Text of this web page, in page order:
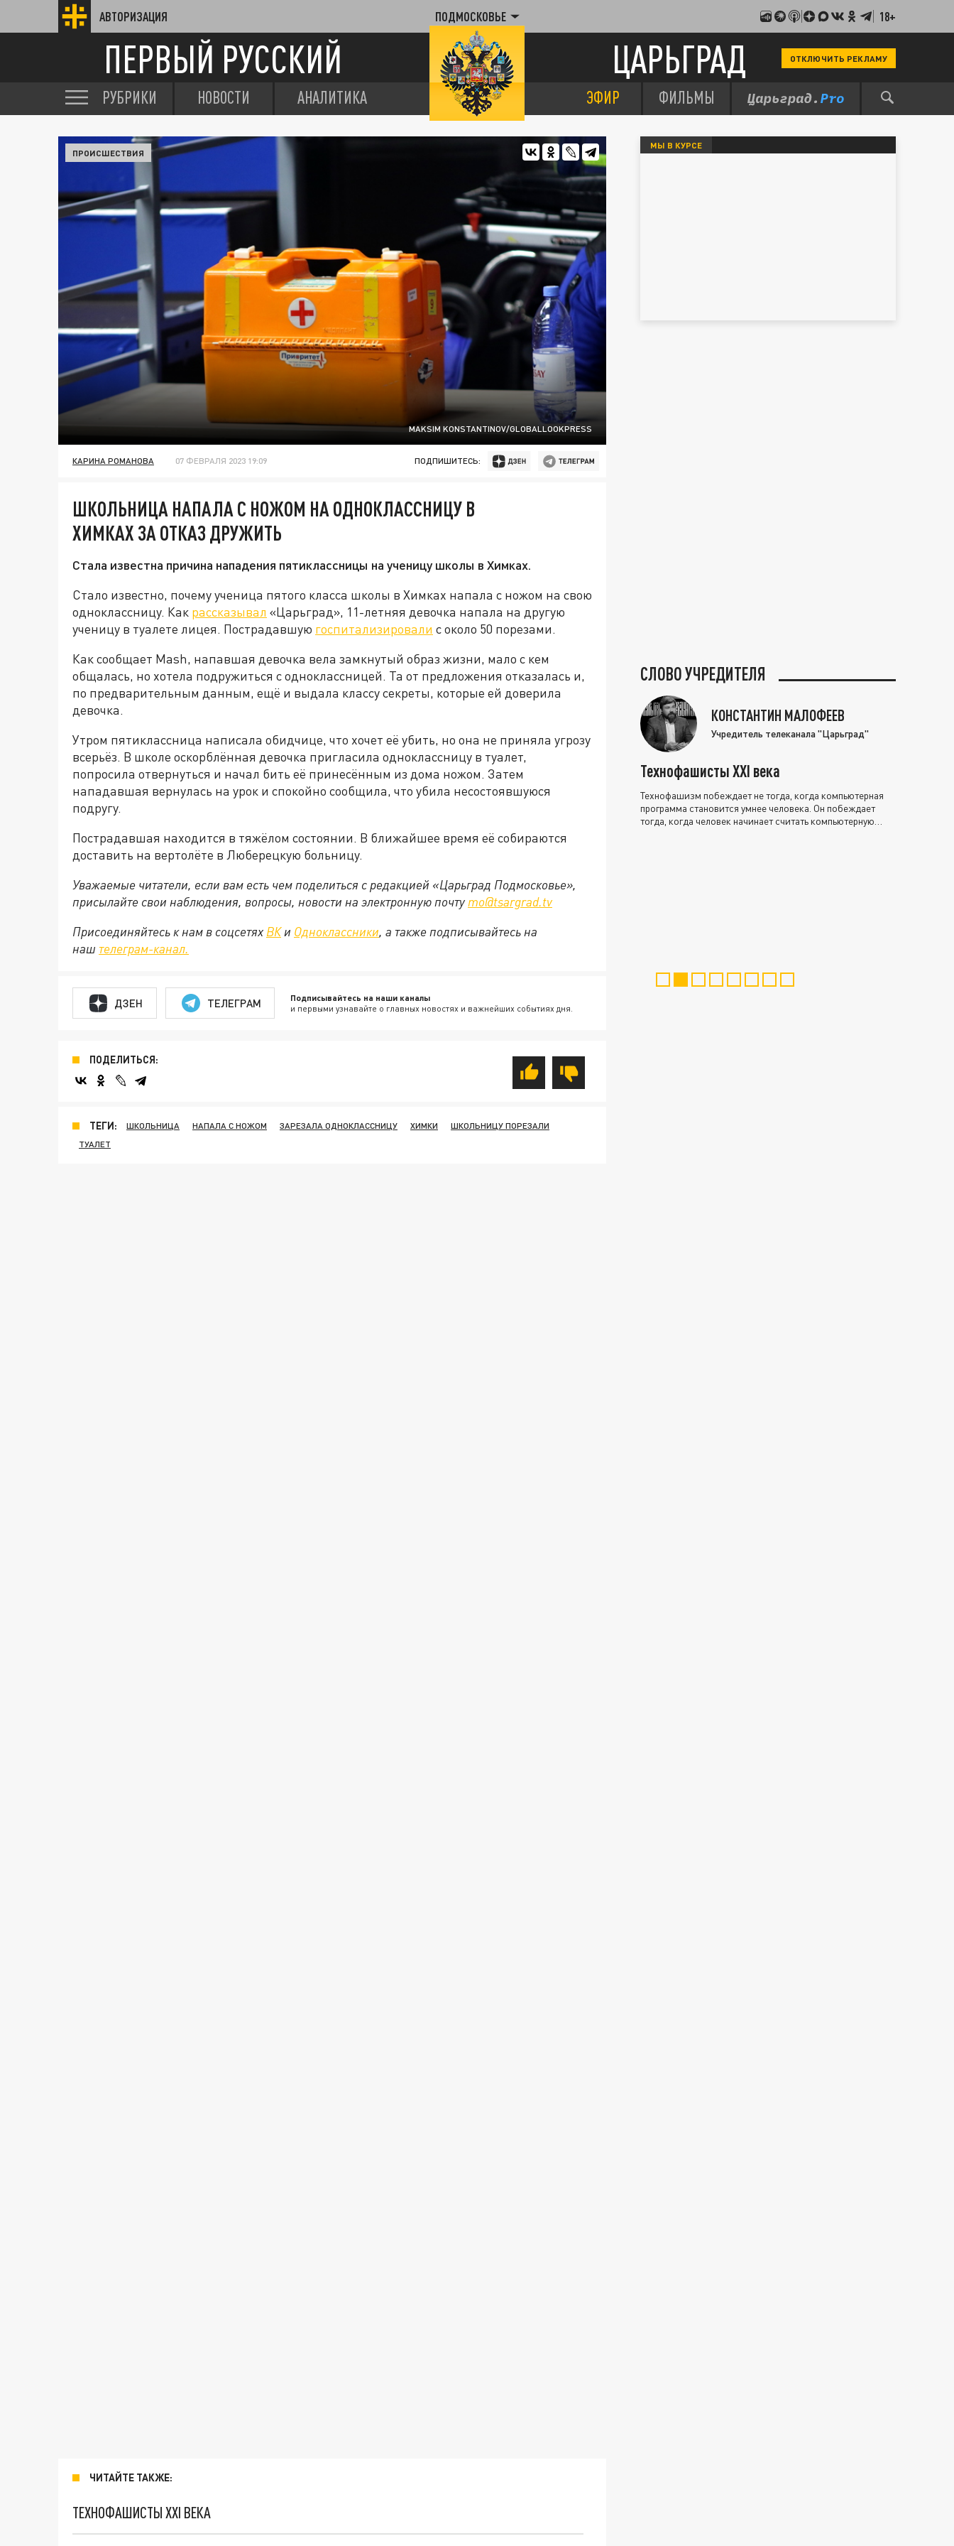
АВТОРИЗАЦИЯ ПОДМОСКОВЬЕ 18+
ПЕРВЫЙ РУССКИЙ ЦАРЬГРАД ОТКЛЮЧИТЬ РЕКЛАМУ
РУБРИКИ НОВОСТИ АНАЛИТИКА ЭФИР ФИЛЬМЫ
MAKSIM KONSTANTINOV/GLOBALLOOKPRESS
ПРОИСШЕСТВИЯ
КАРИНА РОМАНОВА 07 ФЕВРАЛЯ 2023 19:09 ПОДПИШИТЕСЬ:
ШКОЛЬНИЦА НАПАЛА С НОЖОМ НА ОДНОКЛАССНИЦУ В
ХИМКАХ ЗА ОТКАЗ ДРУЖИТЬ
Стала известна причина нападения пятиклассницы на ученицу школы в Химках.
Стало известно, почему ученица пятого класса школы в Химках напала с ножом на свою
одноклассницу. Как рассказывал «Царьград», 11-летняя девочка напала на другую
ученицу в туалете лицея. Пострадавшую госпитализировали с около 50 порезами.
Как сообщает Mash, напавшая девочка вела замкнутый образ жизни, мало с кем
общалась, но хотела подружиться с одноклассницей. Та от предложения отказалась и,
по предварительным данным, ещё и выдала классу секреты, которые ей доверила
девочка.
Утром пятиклассница написала обидчице, что хочет её убить, но она не приняла угрозу
всерьёз. В школе оскорблённая девочка пригласила одноклассницу в туалет,
попросила отвернуться и начал бить её принесённым из дома ножом. Затем
нападавшая вернулась на урок и спокойно сообщила, что убила несостоявшуюся
подругу.
Пострадавшая находится в тяжёлом состоянии. В ближайшее время её собираются
доставить на вертолёте в Люберецкую больницу.
Уважаемые читатели, если вам есть чем поделиться с редакцией «Царьград Подмосковье»,
присылайте свои наблюдения, вопросы, новости на электронную почту mo@tsargrad.tv
Присоединяйтесь к нам в соцсетях ВКи Одноклассники, а также подписывайтесь на
наш телеграм-канал.
ДЗЕН ТЕЛЕГРАМ Подписывайтесь на наши каналы
и первыми узнавайте о главных новостях и важнейших событиях дня.
ПОДЕЛИТЬСЯ:
ТЕГИ: ШКОЛЬНИЦА НАПАЛА С НОЖОМ ЗАРЕЗАЛА ОДНОКЛАССНИЦУ ХИМКИ
ШКОЛЬНИЦУ ПОРЕЗАЛИ
ТУАЛЕТ
ЧИТАЙТЕ ТАКЖЕ:
ТЕХНОФАШИСТЫ XXI ВЕКА
МЫ В КУРСЕ
СЛОВО УЧРЕДИТЕЛЯ
КОНСТАНТИН МАЛОФЕЕВ
Учредитель телеканала "Царьград"
Технофашисты XXI века
Технофашизм побеждает не тогда, когда компьютерная
программа становится умнее человека. Он побеждает
тогда, когда человек начинает считать компьютерную